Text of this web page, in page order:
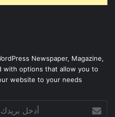
Newspaper, Magazine,
with options that allow you to
website to your needs.
بريدك